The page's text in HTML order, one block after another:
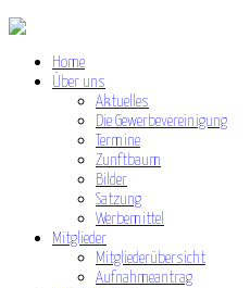
Home
Über uns
Aktuelles
Die Gewerbevereinigung
Termine
Zunftbaum
Bilder
Satzung
Werbemittel
Mitglieder
Mitgliederübersicht
Aufnahmeantrag